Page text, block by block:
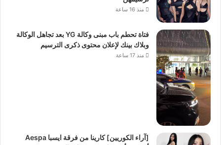
منذ 16 ساعة
فتاة تحطم باب مبنى وكالة YG بعد تجاهل الوكالة
وبلاك بينك لإعلان محتوى ذكرى الترسيم
منذ 17 ساعة
[آراء الكوريين] كارينا من فرقة ايسبا Aespa